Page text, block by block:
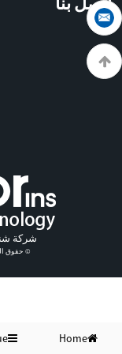
Home
شركة
© حقوق الطبع والنشر -